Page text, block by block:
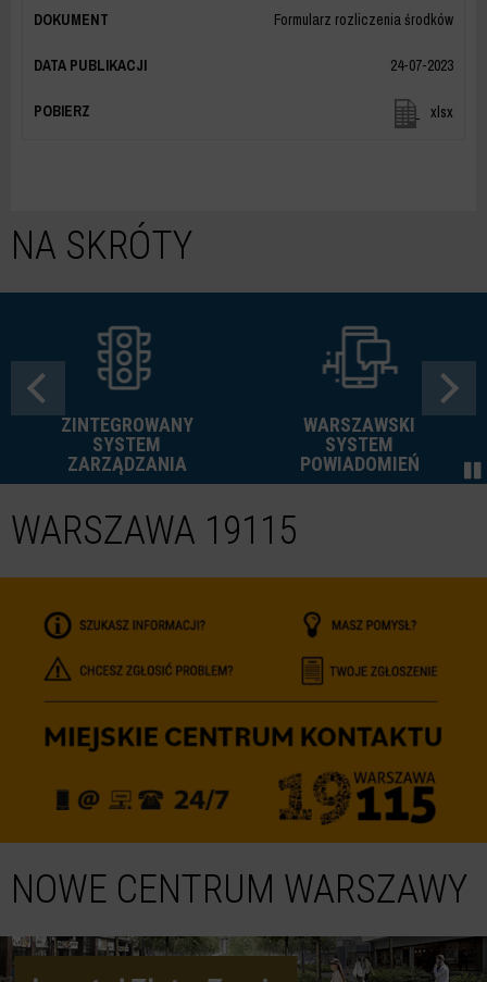
Formularz rozliczenia środków
24-07-2023
xlsx
NA SKRÓTY
ZINTEGROWANY
SYSTEM
ZARZĄDZANIA
WARSZAWSKI
SYSTEM
POWIADOMIEŃ
WARSZAWA 19115
NOWE CENTRUM WARSZAWY